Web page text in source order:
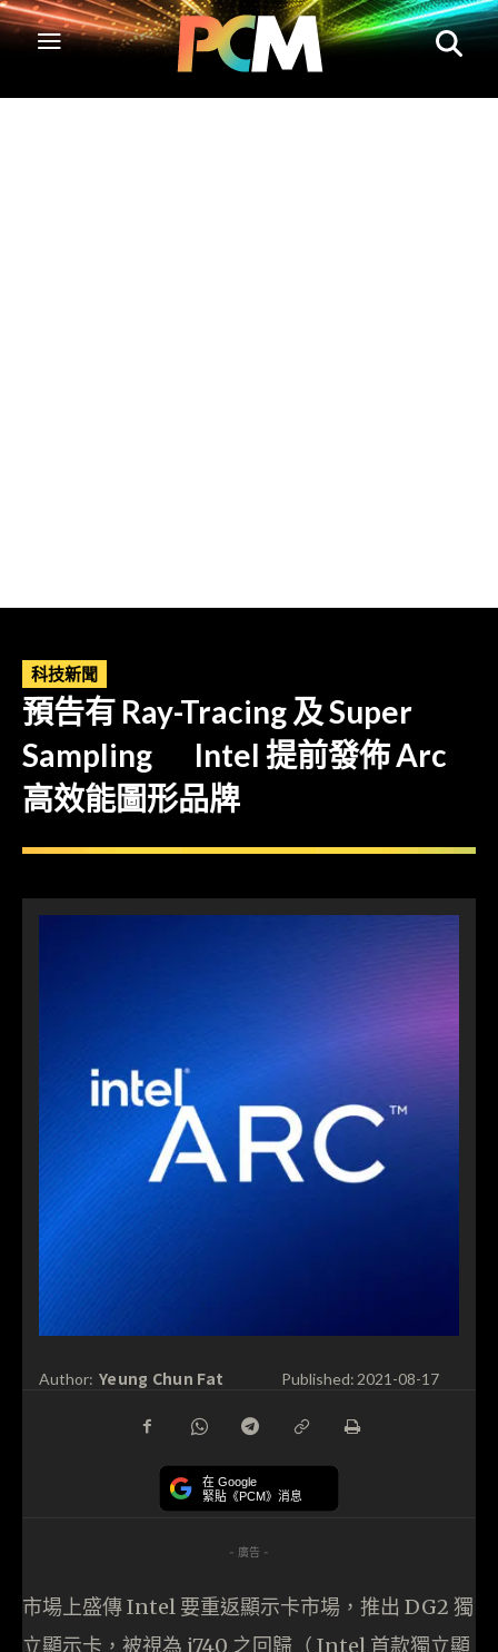
科技新聞
預告有 Ray-Tracing 及 Super
Sampling Intel 提前發佈 Arc
高效能圖形品牌
Author: Yeung Chun Fat Published:2021-08-17
在 Google
緊貼《PCM》消息
- 廣告 -
市場上盛傳 Intel 要重返顯示卡市場，推出 DG2 獨
立顯示卡，被視為 i740 之回歸（ Intel 首款獨立顯